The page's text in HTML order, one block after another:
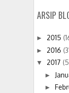
ARSIP
► 2015
► 2016
▼ 2017
►
►